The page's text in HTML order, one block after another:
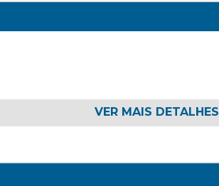
VER MAIS DETALHES